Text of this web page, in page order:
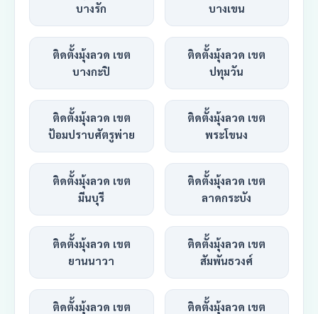
บางรัก
บางเขน
ติดตั้งมุ้งลวด เขต
บางกะปิ
ติดตั้งมุ้งลวด เขต
ปทุมวัน
ติดตั้งมุ้งลวด เขต
ป้อมปราบศัตรูพ่าย
ติดตั้งมุ้งลวด เขต
พระโขนง
ติดตั้งมุ้งลวด เขต
มีนบุรี
ติดตั้งมุ้งลวด เขต
ลาดกระบัง
ติดตั้งมุ้งลวด เขต
ยานนาวา
ติดตั้งมุ้งลวด เขต
สัมพันธวงศ์
ติดตั้งมุ้งลวด เขต
ติดตั้งมุ้งลวด เขต